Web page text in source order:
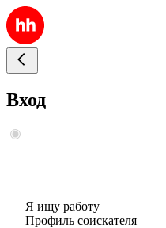
Вход
Я ищу работу
Профиль соискателя